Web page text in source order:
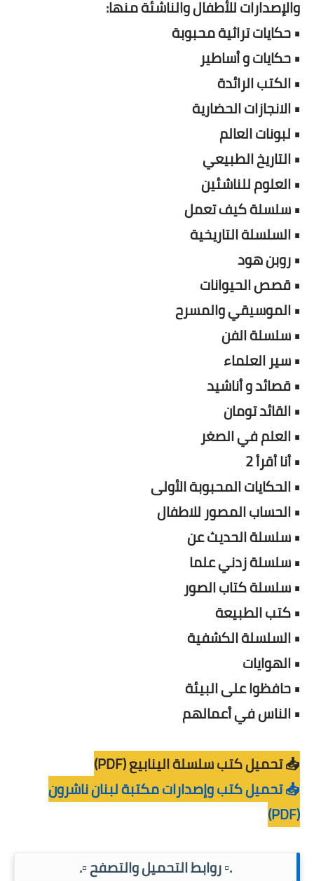
والإصدارات للأطفال والناشئة منها:
• حكايات تراثية محبوبة
• حكايات و أساطير
• الكتب الرائدة
• الانجازات الحضارية
• لبونات العالم
• التاريخ الطبيعي
• العلوم للناشئين
• سلسلة كيف تعمل
• السلسلة التاريخية
• روبن هود
• قصص الحيوانات
• الموسيقي والمسرح
• سلسلة الفن
• سير العلماء
• قصائد و أناشيد
• القائد تومان
• العلم في الصغر
• أنا أقرأ 2
• الحكايات المحبوبة الأولى
• الحساب المصور للاطفال
• سلسلة الحديث عن
• سلسلة زدني علما
• سلسلة كتاب الصور
• كتب الطبيعة
• السلسلة الكشفية
• الهوايات
• حافظوا على البيئة
• الناس في أعمالهم
📥 تحميل كتب سلسلة الينابيع (PDF)
📥 تحميل كتب وإصدارات مكتبة لبنان ناشرون
(PDF)
.▫️ روابط التحميل والتصفح ▫️.